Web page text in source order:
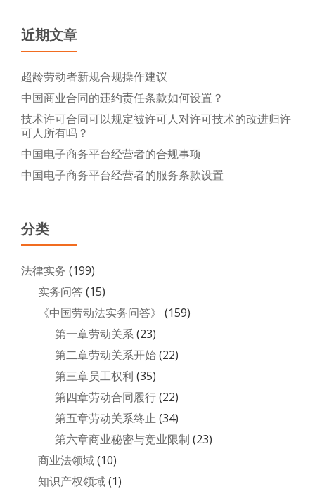
近期文章
超龄劳动者新规合规操作建议
中国商业合同的违约责任条款如何设置？
技术许可合同可以规定被许可人对许可技术的改进归许
可人所有吗？
中国电子商务平台经营者的合规事项
中国电子商务平台经营者的服务条款设置
分类
法律实务 (199)
实务问答(15)
《中国劳动法实务问答》 (159)
第一章劳动关系(23)
第二章劳动关系开始(22)
第三章员工权利 (35)
第四章劳动合同履行(22)
第五章劳动关系终止 (34)
第六章商业秘密与竞业限制 (23)
商业法领域(10)
知识产权领域(1)